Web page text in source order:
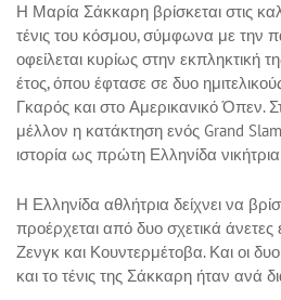
Η Μαρία Σάκκαρη βρίσκεται στις
τένις του κόσμου, σύμφωνα με την
οφείλεται κυρίως στην εκπληκτική
έτος, όπου έφτασε σε δυο
Γκαρός και στο Αμερικανικό Όπεν.
μέλλον η κατάκτηση ενός Grand
ιστορία ως πρώτη Ελληνίδα
Η Ελληνίδα αθλήτρια δείχνει να
προέρχεται από δυο σχετικά άνετες
Ζενγκ και Κουντερμέτοβα. Και οι
και το τένις της Σάκκαρη ήταν ανά